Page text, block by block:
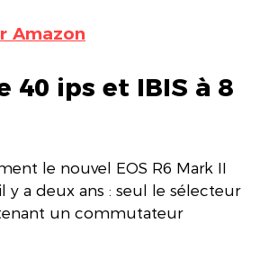
Amazon
40 ips et IBIS à 8
le nouvel EOS R6 Mark II
a deux ans : seul le sélecteur
un commutateur